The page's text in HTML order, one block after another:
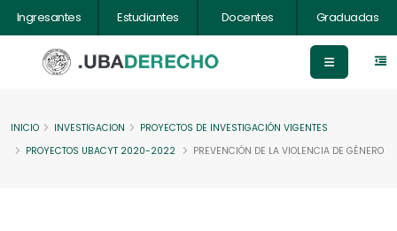
Ingresantes Estudiantes Docentes Graduadas
INICIO INVESTIGACION
PROYECTOS DE INVESTIGACIÓN VIGENTES
PROYECTOS UBACYT 2020-2022
PREVENCIÓN DE LA VIOLENCIA DE GÉNERO